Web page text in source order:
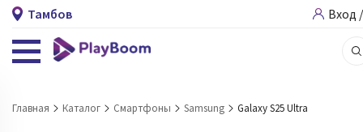
Тамбов Вход
Главная Каталог Смартфоны Samsung Galaxy S25 Ultra